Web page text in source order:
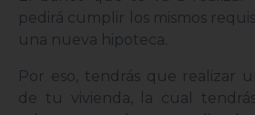
pedirá cumplir los mismos
una nueva hipoteca.
Por eso, tendrás que realizar
de tu vivienda, la cual